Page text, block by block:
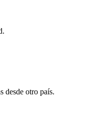
desde otro país.